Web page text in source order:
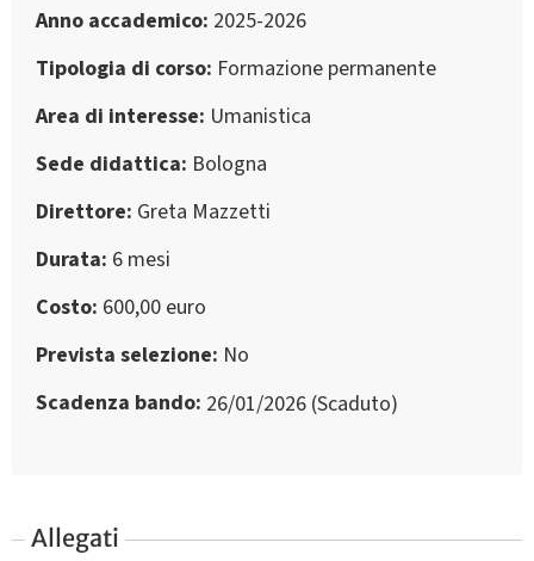
Anno accademico 2025-2026
Tipologia di corso Formazione permanente
Area di interesse Umanistica
Sede didattica Bologna
Direttore Greta Mazzetti
Durata 6 mesi
Costo 600,00 euro
Prevista selezione No
Scadenza bando 26/01/2026 (Scaduto)
Allegati